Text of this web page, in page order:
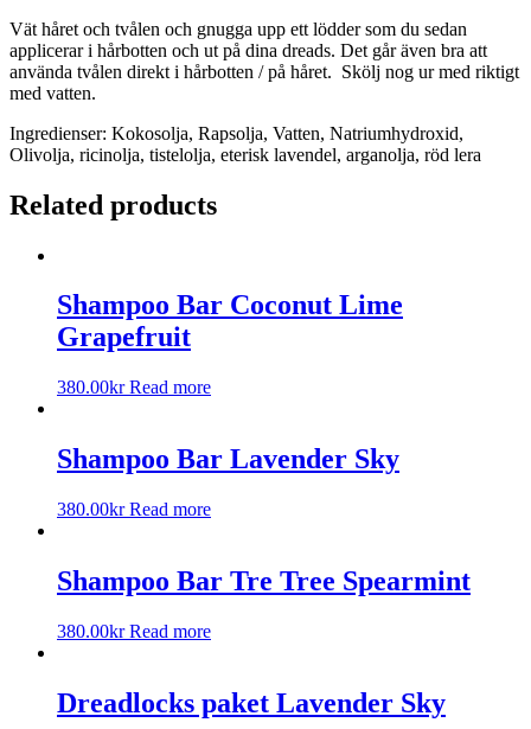
Vät håret och tvålen och gnugga upp ett lödder som du sedan
applicerar i hårbotten och ut på dina dreads. Det går även bra att
använda tvålen direkt i hårbotten / på håret. Skölj nog ur med riktigt
med vatten.
Ingredienser: Kokosolja, Rapsolja, Vatten, Natriumhydroxid,
Olivolja, ricinolja, tistelolja, eterisk lavendel, arganolja, röd lera
Related products
Shampoo Bar Coconut Lime
Grapefruit
380.00kr Read more
Shampoo Bar Lavender Sky
380.00kr Read more
Shampoo Bar Tre Tree Spearmint
380.00kr Read more
Dreadlocks paket Lavender Sky